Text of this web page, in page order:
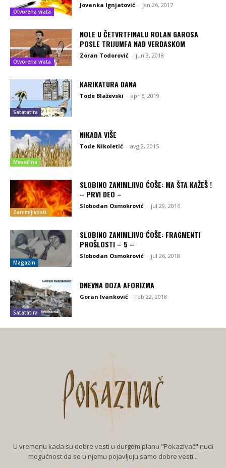
Otvorena vrata
Jovanka Ignjatović - jan 26, 2017
Otvorena vrata
NOLE U ČETVRTFINALU ROLAN GAROSA
POSLE TRIJUMFA NAD VERDASKOM
Zoran Todorović - jun 3, 2018
Satatatira
KARIKATURA DANA
Tode Blaževski - apr 6, 2019
Mesečina
NIKADA VIŠE
Tode Nikoletić - avg 2, 2015
Zanimljivosti
SLOBINO ZANIMLJIVO ĆOŠE: MA ŠTA KAŽEŠ !
– PRVI DEO –
Slobodan Osmokrović - jul 29, 2016
Magazin
SLOBINO ZANIMLJIVO ĆOŠE: FRAGMENTI
PROŠLOSTI – 5 –
Slobodan Osmokrović - jul 26, 2018
Satatatira
DNEVNA DOZA AFORIZMA
Goran Ivanković - feb 22, 2018
U vremenu kada su dobre vesti u durgom planu "Pokazivač" nudi
mogućnost da se u njemu pojavljuju samo dobre vesti...